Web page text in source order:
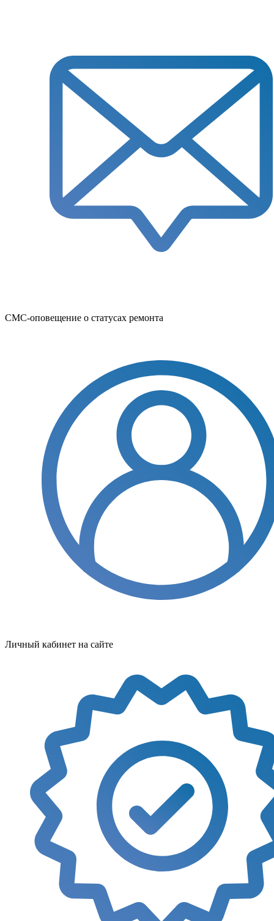
СМС-оповещение о статусах ремонта
Личный кабинет на сайте